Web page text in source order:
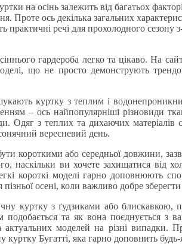
на осінь залежить від багатьох
Проте ось декілька загальних
практичні речі для прохолодного сезону
гардероба легко та цікаво. На
що не просто демонструють
куртку з теплим і
– ось найпопулярніші різновиди
Одяг з теплих та дихаючих
вересневий день.
короткими або середньої довжини,
наскільки ви хочете захищатися від
короткі моделі гарно доповнюють
осені, коли важливо добре
куртку з ґудзиками або блискавкою,
подобається та як вона поєднується з
актуальних моделей на різні
куртку Бугатті, яка гарно доповнить